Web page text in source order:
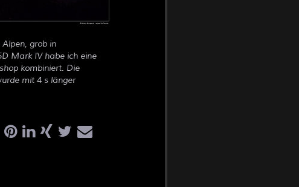
grob in
Mark IV habe ich eine
kombiniert. Die
mit 4 s länger